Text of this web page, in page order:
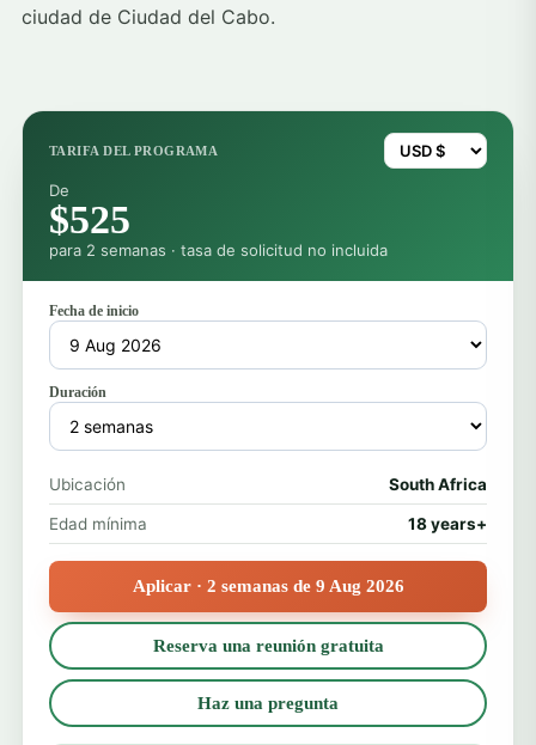
ciudad de Ciudad del Cabo.
TARIFA DEL PROGRAMA
De
$525
para 2 semanas · tasa de solicitud no incluida
Fecha de inicio
Duración
Ubicación South Africa
Edad mínima 18 years+
Aplicar · 2 semanas de 9 Aug 2026
Reserva una reunión gratuita
Haz una pregunta